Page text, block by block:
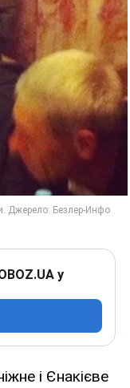
у
і Єнакієве